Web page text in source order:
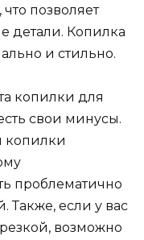
позволяет
детали. Копилка
и стильно.
копилки для
свои минусы.
копилки
проблематично
Также, если у вас
возможно